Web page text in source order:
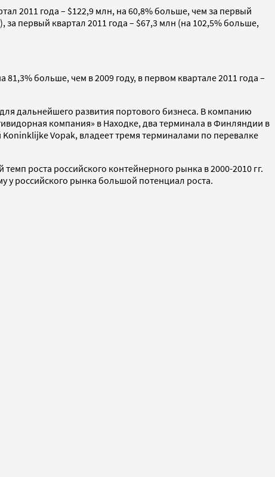
2011 года – $122,9 млн, на 60,8% больше, чем за первый
за первый квартал 2011 года – $67,3 млн (на 102,5% больше,
больше, чем в 2009 году, в первом квартале 2011 года –
дальнейшего развития портового бизнеса. В компанию
компания» в Находке, два терминала в Финляндии в
Vopak, владеет тремя терминалами по перевалке
роста российского контейнерного рынка в 2000-2010 гг.
у российского рынка большой потенциал роста.